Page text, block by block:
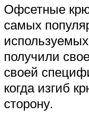
Офсетные
самых
получили
своей
когда изгиб
сторону.